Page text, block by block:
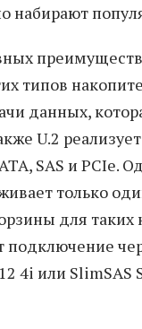
набирают
преимуществ
типов
данных,
U.2
SAS и PCIe.
только
для таких
подключение
4i или SlimSAS